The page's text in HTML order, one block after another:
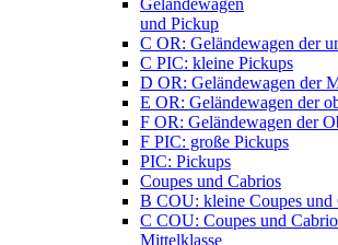
Geländewagen
und Pickup
C OR: Geländewagen der
C PIC: kleine Pickups
D OR: Geländewagen der
E OR: Geländewagen der
F OR: Geländewagen der
F PIC: große Pickups
PIC: Pickups
Coupes und Cabrios
B COU: kleine Coupes und
C COU: Coupes und
Mittelklasse